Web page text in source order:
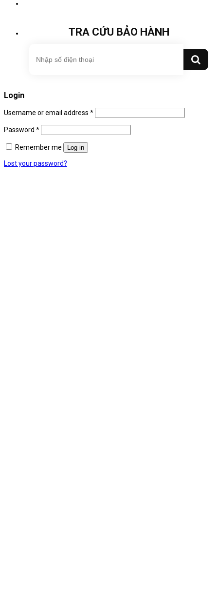
TRA CỨU BẢO HÀNH
Login
Username or email address *
Password *
Remember me Log in
Lost your password?